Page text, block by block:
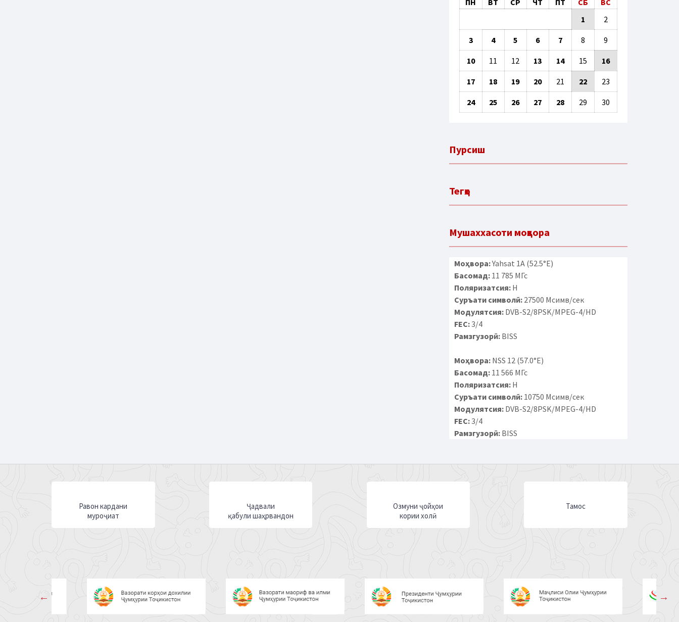
ПН
ВТ СР ЧТ ПТ СБ
ВС
1
2
3 4 5 6 7 8 9
10 11 12 13 14 15 16
17 18 19 20 21 22 23
24 25 26 27 28 29 30
Пурсиш
Тегҳо
Мушаххасоти моҳвора
Моҳвора:Yahsat 1A (52.5°E)
Басомад:11 785 МГс
Поляризатсия:H
Суръати символӣ:27500 Мсимв/сек
Модулятсия:DVB-S2/8PSK/MPEG-4/HD
FEC:3/4
Рамзгузорӣ:BISS
Моҳвора:NSS 12 (57.0°E)
Басомад:11 566 МГс
Поляризатсия:H
Суръати символӣ:10750 Мсимв/сек
Модулятсия:DVB-S2/8PSK/MPEG-4/HD
FEC:3/4
Рамзгузорӣ:BISS
Равон кардани
муроҷиат
Ҷадвали
қабули шаҳрвандон
Озмуни ҷойҳои
кории холӣ
Тамос